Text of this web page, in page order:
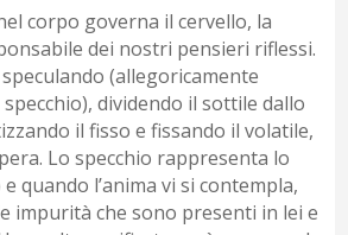
corpo governa il cervello, la
dei nostri pensieri riflessi.
(allegoricamente
dividendo il sottile dallo
il fisso e fissando il volatile,
Lo specchio rappresenta lo
quando l’anima vi si contempla,
impurità che sono presenti in lei e